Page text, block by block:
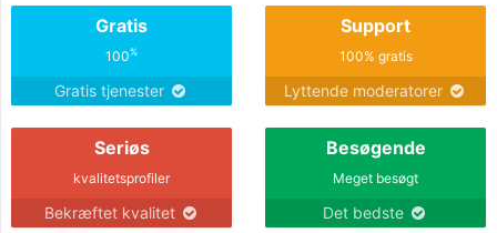
Gratis
100%
Gratis tjenester
Support
100% gratis
Lyttende moderatorer
Seriøs
kvalitetsprofiler
Bekræftet kvalitet
Besøgende
Meget besøgt
Det bedste